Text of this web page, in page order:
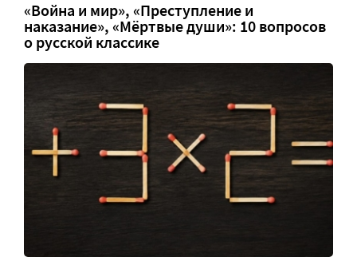
«Война и мир», «Преступление и
наказание», «Мёртвые души»: 10 вопросов
о русской классике